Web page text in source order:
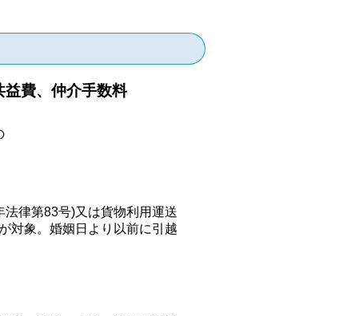
費、仲介手数料
律第83号)又は貨物利用運送
対象。婚姻日より以前に引越